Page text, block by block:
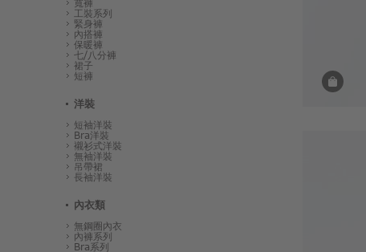
寬褲
工裝系列
緊身褲
內搭褲
保暖褲
七/八分褲
裙子
短褲
洋裝
短袖洋裝
Bra洋裝
襯衫式洋裝
無袖洋裝
吊帶裙
長袖洋裝
內衣類
無鋼圈內衣
內褲系列
Bra系列